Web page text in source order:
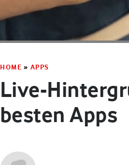
HOME » APPS
Live-
besten Apps